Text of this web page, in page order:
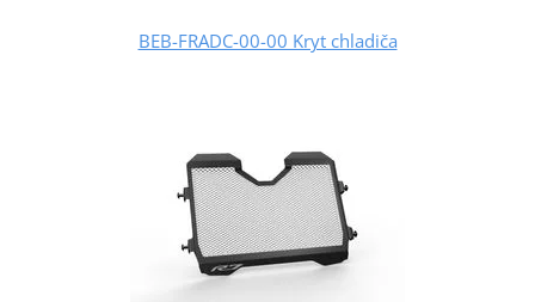
BEB-FRADC-00-00 Kryt chladiča